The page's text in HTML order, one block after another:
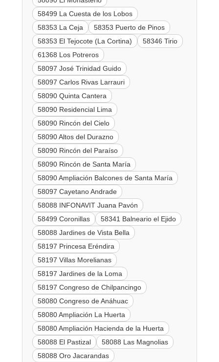
58499 La Cuesta de los Lobos
58353 La Ceja
58353 Puerto de Pinos
58353 El Tejocote (La Cortina)
58346 Tirio
61368 Los Potreros
58097 José Trinidad Guido
58097 Carlos Rivas Larrauri
58090 Quinta Cantera
58090 Residencial Lima
58090 Rincón del Cielo
58090 Altos del Durazno
58090 Rincón del Paraíso
58090 Rincón de Santa María
58090 Ampliación Balcones de Santa María
58097 Cayetano Andrade
58088 INFONAVIT Juana Pavón
58499 Coronillas
58341 Balneario el Ejido
58088 Jardines de Vista Bella
58197 Princesa Eréndira
58197 Villas Morelianas
58197 Jardines de la Loma
58197 Congreso de Chilpancingo
58080 Congreso de Anáhuac
58080 Ampliación La Huerta
58080 Ampliación Hacienda de la Huerta
58088 El Pastizal
58088 Las Magnolias
58088 Oro Jacarandas